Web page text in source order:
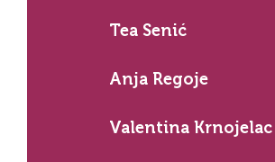
Tea Senić
Anja Regoje
Valentina Krnojelac